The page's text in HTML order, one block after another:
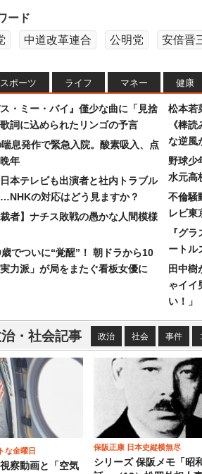
ード
中道改革連合 公明党 安倍晋
スポーツ ライフ マネー 健康
ス・ミー・バイ』僅少な曲に「見捨
詞に込められたリンゴの予言
喘息発作で緊急入院。酸素吸入、点
年
本テレビも出演者と社内トラブル
の対応はどう見ますか？
裁者】ナチス敗戦の愚かな人間模様
でついに“覚醒”！ 朝ドラから10
力派」が局をまたぐ看板女優に
松本若
《棒
な逆風
野球少
水元高
不倫騒
レビ東
『グ
ートル
田中樹
ゃイイ
い！」
・社会記事 政治 社会 事件
な金曜日
視察動画と「空気
保阪正康 日本史縦横無尽
シリーズ 保阪メモ「昭